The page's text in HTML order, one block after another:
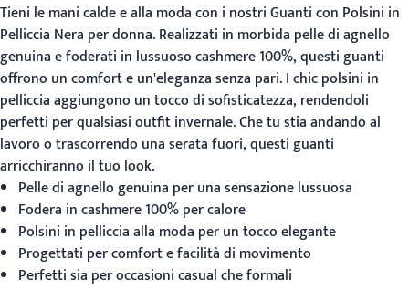
Tieni le mani calde e alla moda con i nostriGuanti con Polsini in
Pelliccia Nera per donna. Realizzati in morbida pelle di agnello
genuina e foderati in lussuoso cashmere 100%, questi guanti
offrono un comfort e un'eleganza senza pari. I chic polsini in
pelliccia aggiungono un tocco di sofisticatezza, rendendoli
perfetti per qualsiasi outfit invernale. Che tu stia andando al
lavoro o trascorrendo una serata fuori, questi guanti
arricchiranno il tuo look.
Pelle di agnello genuina per una sensazione lussuosa
Fodera in cashmere 100% per calore
Polsini in pelliccia alla moda per un tocco elegante
Progettati per comfort e facilità di movimento
Perfetti sia per occasioni casual che formali